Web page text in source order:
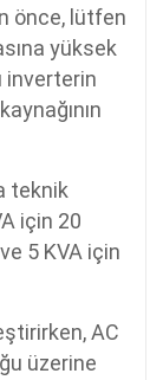
önce, lütfen
yüksek
inverterin
teknik
için 20
5 KVA için
AC
üzerine